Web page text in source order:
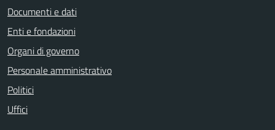
Documenti e dati
Enti e fondazioni
Organi di governo
Personale amministrativo
Politici
Uffici